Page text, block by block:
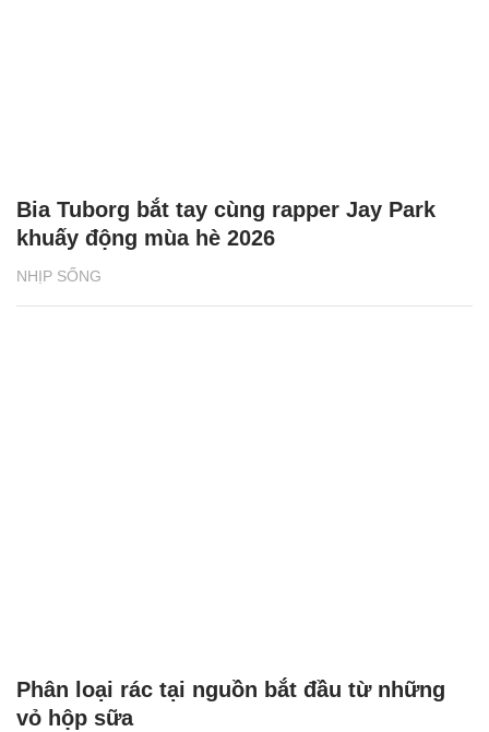
NHỊP SỐNG
Bia Tuborg bắt tay cùng rapper Jay Park
khuấy động mùa hè 2026
Phân loại rác tại nguồn bắt đầu từ những
vỏ hộp sữa